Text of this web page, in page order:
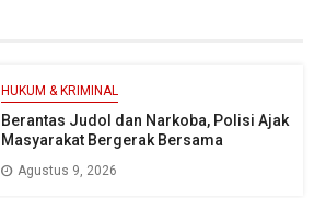
HUKUM & KRIMINAL
Berantas Judol dan Narkoba, Polisi Ajak
Masyarakat Bergerak Bersama
Agustus 9, 2026